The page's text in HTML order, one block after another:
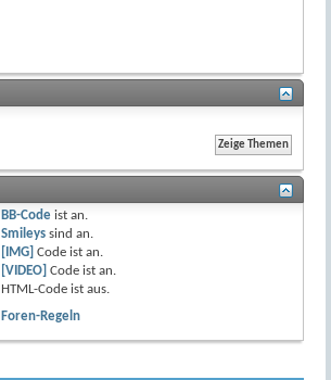
BB-Codeist an.
Smileyssind an.
[IMG] Code ist an.
[VIDEO] Code ist an.
HTML-Code ist aus.
Foren-Regeln